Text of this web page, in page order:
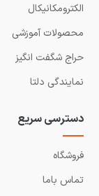
الکترومکانیکال
محصولات آموزشی
حراج شگفت انگیز
نمایندگی دلتا
دسترسی سریع
فروشگاه
تماس باما